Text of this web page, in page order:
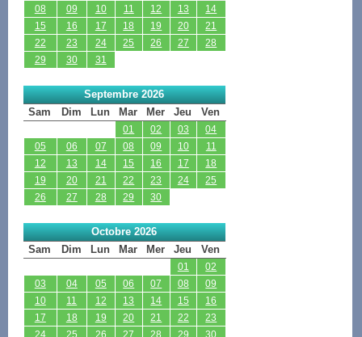
08
09 10 11 12 13
14
15
16 17 18 19 20
21
22
23 24 25 26 27
28
29
30 31
Septembre 2026
Sam
Dim Lun Mar Mer Jeu Ven
01 02 03
04
05
06 07 08 09 10
11
12
13 14 15 16 17
18
19
20 21 22 23 24
25
26
27 28 29 30
Octobre 2026
Sam
Dim Lun Mar Mer Jeu Ven
01
02
03
04 05 06 07 08
09
10
11 12 13 14 15
16
17
18 19 20 21 22
23
24
25 26 27 28 29
30